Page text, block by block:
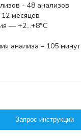
- 48 анализов
месяцев
— +2…+8°С
анализа – 105 минут
Запрос инструкции